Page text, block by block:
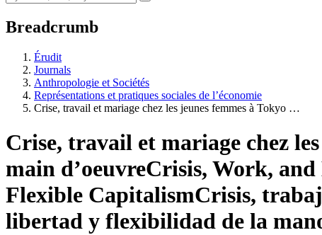
Breadcrumb
Érudit
Journals
Anthropologie et Sociétés
Représentations et pratiques sociales de l’économie
Crise, travail et mariage chez les jeunes femmes à Tokyo …
Crise, travail et mariage chez
main d’oeuvreCrisis, Work,
Flexible CapitalismCrisis,
libertad y flexibilidad de la